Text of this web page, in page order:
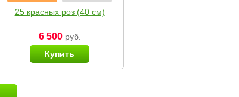
25 красных роз (40 см)
6 500руб.
Купить